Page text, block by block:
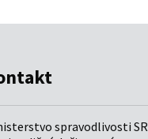
spravodlivosti SR